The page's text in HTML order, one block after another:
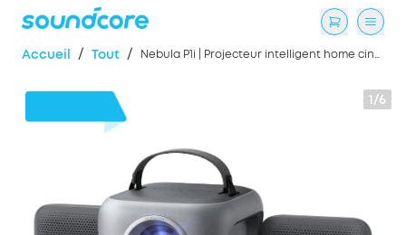
Accueil / Tout / Nebula P1i | Projecteur intelligent home cinéma Wi-Fi et Bluetooth
1/6